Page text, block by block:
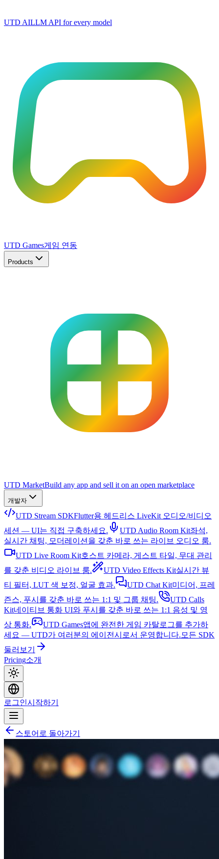
UTD AILLM API for every model
UTD Games게임 연동
Products
UTD MarketBuild any app and sell it on an open marketplace
개발자
UTD Stream SDKFlutter용 헤드리스 LiveKit 오디오/비디오
세션 — UI는 직접 구축하세요.
UTD Audio Room Kit좌석,
실시간 채팅, 모더레이션을 갖춘 바로 쓰는 라이브 오디오 룸.
UTD Live Room Kit호스트 카메라, 게스트 타일, 무대 관리
를 갖춘 비디오 라이브 룸.
UTD Video Effects Kit실시간 뷰
티 필터, LUT 색 보정, 얼굴 효과.
UTD Chat Kit미디어, 프레
즌스, 푸시를 갖춘 바로 쓰는 1:1 및 그룹 채팅.
UTD Calls
Kit네이티브 통화 UI와 푸시를 갖춘 바로 쓰는 1:1 음성 및 영
상 통화.
UTD Games앱에 완전한 게임 카탈로그를 추가하
세요 — UTD가 여러분의 에이전시로서 운영합니다. 모든 SDK
둘러보기
Pricing소개
로그인시작하기
스토어로 돌아가기